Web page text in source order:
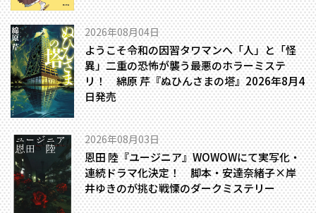
2026年08月04日
ようこそ令和の因習タワマンへ――「人」と「怪
異」二重の恐怖が襲う最悪のホラーミステ
リ！ 綿原 芹『ぬひんさまの塔』2026年8月4
日発売
2026年08月03日
恩田 陸『ユージニア』WOWOWにて実写化・
連続ドラマ化決定！ 脚本・安達奈緒子×岸
井ゆきのが挑む戦慄のダークミステリー